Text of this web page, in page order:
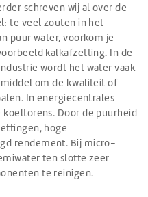
schreven wij al over de
te veel zouten in het
puur water, voorkom je
kalkafzetting. In de
wordt het water vaak
om de kwaliteit of
In energiecentrales
Door de puurheid
hoge
rendement. Bij micro-
ten slotte zeer
te reinigen.